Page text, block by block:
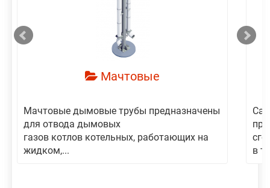
Мачтовые
Мачтовые дымовые трубы предназначены
для отвода дымовых
газов котлов котельных, работающих на
жидком,...
в